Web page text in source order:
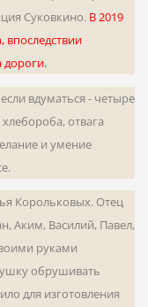
Суковкино. В 2019
впоследствии
вдуматься - четыре
отвага
и умение
Корольковых. Отец
Аким, Василий, Павел,
руками
обрушивать
для изготов­ления